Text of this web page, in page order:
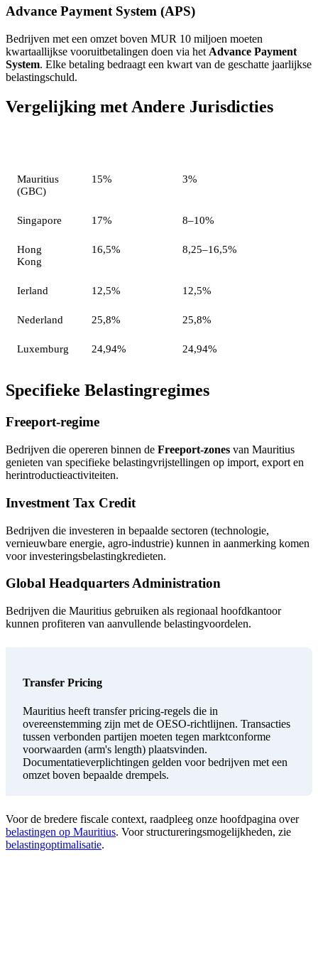
Advance Payment System (APS)
Bedrijven met een omzet boven MUR 10 miljoen moeten
kwartaallijkse vooruitbetalingen doen via het Advance Payment
System. Elke betaling bedraagt een kwart van de geschatte jaarlijkse
belastingschuld.
Vergelijking met Andere Jurisdicties
Mauritius
(GBC)
15% 3%
Singapore 17% 8–10%
Hong
Kong
16,5% 8,25–16,5%
Ierland 12,5% 12,5%
Nederland 25,8% 25,8%
Luxemburg 24,94% 24,94%
Specifieke Belastingregimes
Freeport-regime
Bedrijven die opereren binnen de Freeport-zones van Mauritius
genieten van specifieke belastingvrijstellingen op import, export en
herintroductieactiviteiten.
Investment Tax Credit
Bedrijven die investeren in bepaalde sectoren (technologie,
vernieuwbare energie, agro-industrie) kunnen in aanmerking komen
voor investeringsbelastingkredieten.
Global Headquarters Administration
Bedrijven die Mauritius gebruiken als regionaal hoofdkantoor
kunnen profiteren van aanvullende belastingvoordelen.
Transfer Pricing
Mauritius heeft transfer pricing-regels die in
overeenstemming zijn met de OESO-richtlijnen. Transacties
tussen verbonden partijen moeten tegen marktconforme
voorwaarden (arm's length) plaatsvinden.
Documentatieverplichtingen gelden voor bedrijven met een
omzet boven bepaalde drempels.
Voor de bredere fiscale context, raadpleeg onze hoofdpagina over
belastingen op Mauritius. Voor structureringsmogelijkheden, zie
belastingoptimalisatie.